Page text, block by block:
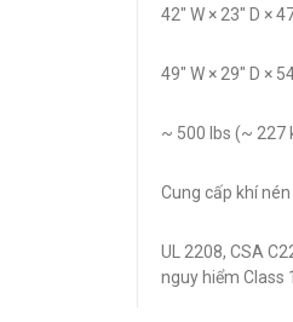
42″ W × 23″ D ×
49″ W × 29″ D ×
~ 500 lbs (~ 227
Cung cấp khí
UL 2208, CSA
nguy hiểm Class